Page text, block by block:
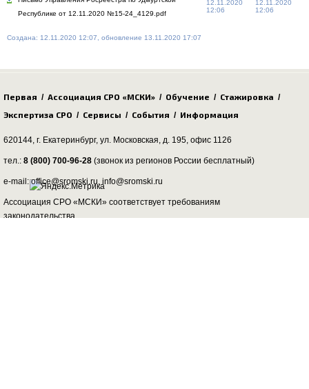
Республике от 12.11.2020 №15-24_4129.pdf
12.11.2020
12:06
12.11.2020
12:06
Создана: 12.11.2020 12:07, обновление 13.11.2020 17:07
Первая / Ассоциация СРО «МСКИ» / Обучение / Стажировка /
Экспертиза СРО / Сервисы / События / Информация
620144, г. Екатеринбург, ул. Московская, д. 195, офис 1126
тел.: 8 (800) 700-96-28 (звонок из регионов России бесплатный)
e-mail: office@sromski.ru, info@sromski.ru
Ассоциация СРО «МСКИ» соответствует требованиям
законодательства